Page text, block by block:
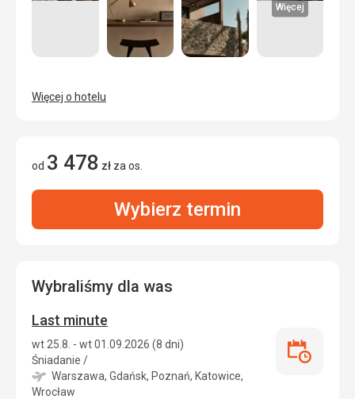
Więcej
Więcej o hotelu
od 3 478 zł za os.
Wybierz termin
Wybraliśmy dla was
Last minute
wt 25.8. - wt 01.09.2026 (8 dni)
Śniadanie /
Warszawa, Gdańsk, Poznań, Katowice,
Wrocław
Last